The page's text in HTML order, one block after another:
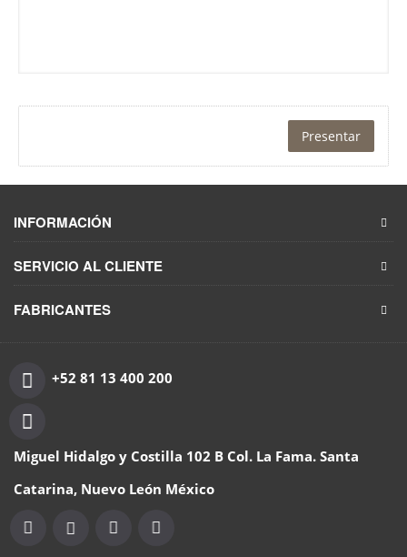
INFORMACIÓN
SERVICIO AL CLIENTE
FABRICANTES
+52 81 13 400 200
Miguel Hidalgo y Costilla 102 B Col. La Fama. Santa
Catarina, Nuevo León México